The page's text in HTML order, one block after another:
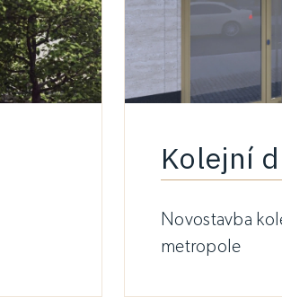
Kolejní
Novostavba
metropole